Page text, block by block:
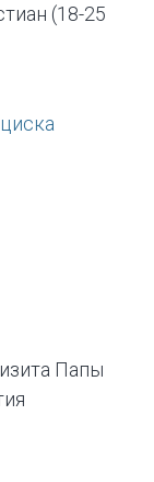
(18-25
Папы